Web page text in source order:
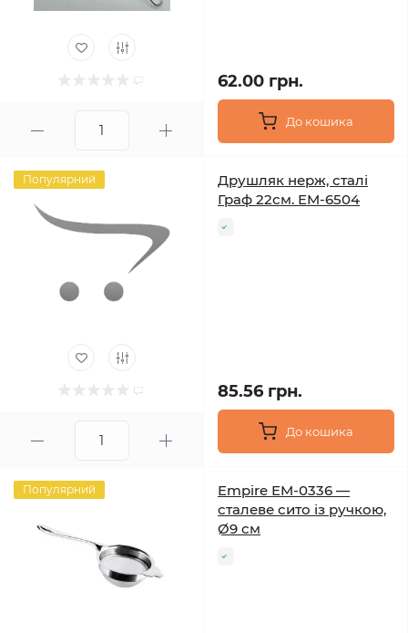
62.00 грн.
До кошика
Популярний
Друшляк нерж, сталі
Граф 22см. EM-6504
85.56 грн.
До кошика
Популярний
Empire EM-0336 —
сталеве сито із ручкою,
Ø9 см